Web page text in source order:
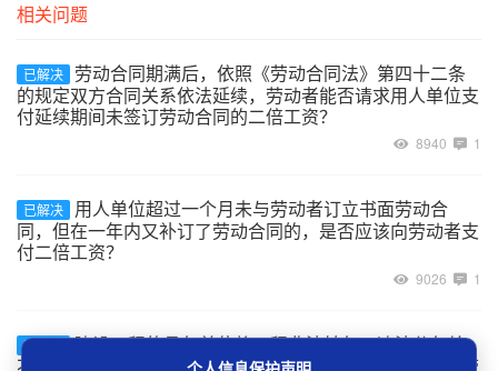
相关问题
已解决
劳动合同期满后，依照《劳动合同法》第四十二条
的规定双方合同关系依法延续，劳动者能否请求用人单位支
付延续期间未签订劳动合同的二倍工资？
8940 1
已解决
用人单位超过一个月未与劳动者订立书面劳动合
同，但在一年内又补订了劳动合同的，是否应该向劳动者支
付二倍工资？
9026 1
已解决 建设工程的承包单位将工程非法转包、违法分包给